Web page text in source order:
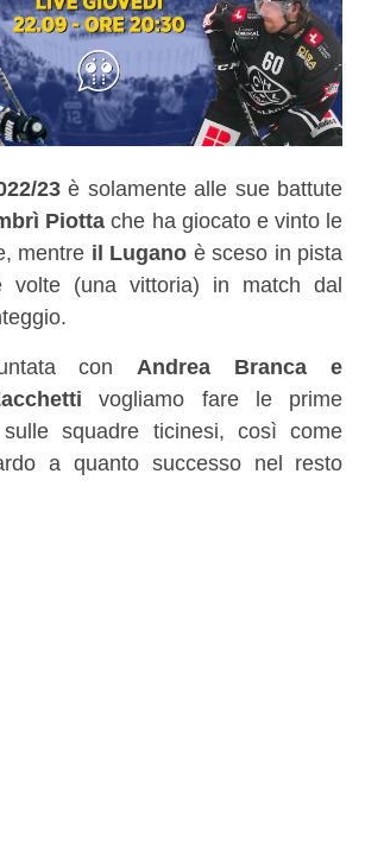
23è solamente alle sue battute
Piotta che ha giocato e vinto le
mentre il Lugano è sceso in pista
volte (una vittoria) in match dal
con Andrea Branca e
vogliamo fare le prime
sulle squadre ticinesi, così come
a quanto successo nel resto